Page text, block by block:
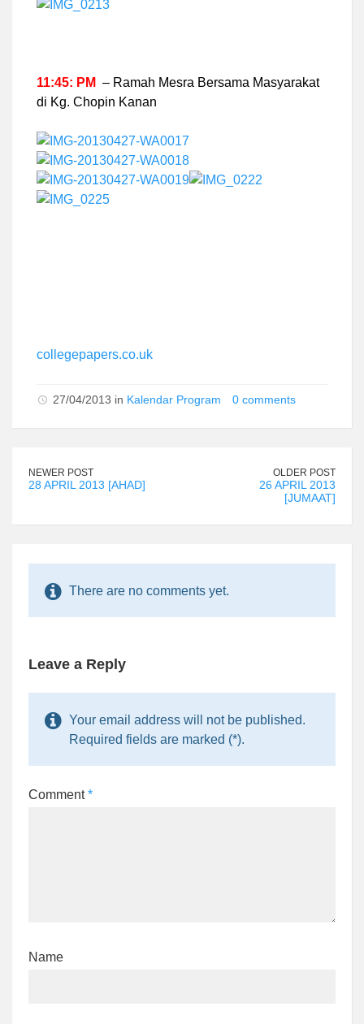
11:45: PM – Ramah Mesra Bersama Masyarakat
di Kg. Chopin Kanan
collegepapers.co.uk
27/04/2013 in Kalendar Program 0 comments
NEWER POST
28 APRIL 2013 [AHAD]
OLDER POST
26 APRIL 2013
[JUMAAT]
There are no comments yet.
Leave a Reply
Your email address will not be published.
Required fields are marked (*).
Comment*
Name